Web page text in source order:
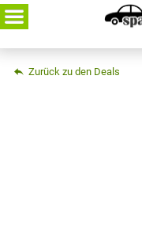
Skip
to
content
Zurück zu den Deals